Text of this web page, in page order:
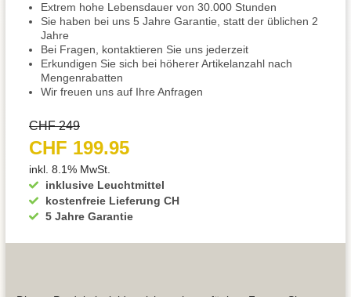
Extrem hohe Lebensdauer von 30.000 Stunden
Sie haben bei uns 5 Jahre Garantie, statt der üblichen 2
Jahre
Bei Fragen, kontaktieren Sie uns jederzeit
Erkundigen Sie sich bei höherer Artikelanzahl nach
Mengenrabatten
Wir freuen uns auf Ihre Anfragen
inklusive Leuchtmittel
kostenfreie Lieferung CH
5 Jahre Garantie
CHF 249
CHF 199.95
inkl. 8.1% MwSt.